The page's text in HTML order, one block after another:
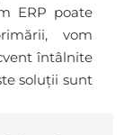
ERP poate
vom
întâlnite
soluții sunt